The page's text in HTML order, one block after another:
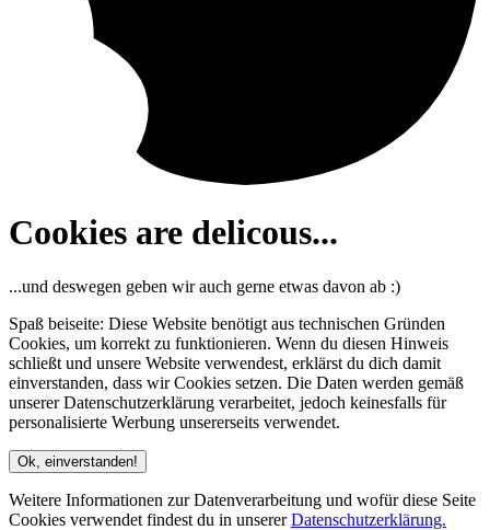
Cookies are delicous...
...und deswegen geben wir auch gerne etwas davon ab :)
Spaß beiseite: Diese Website benötigt aus technischen Gründen
Cookies, um korrekt zu funktionieren. Wenn du diesen Hinweis
schließt und unsere Website verwendest, erklärst du dich damit
einverstanden, dass wir Cookies setzen. Die Daten werden gemäß
unserer Datenschutzerklärung verarbeitet, jedoch keinesfalls für
personalisierte Werbung unsererseits verwendet.
Ok, einverstanden!
Weitere Informationen zur Datenverarbeitung und wofür diese Seite
Cookies verwendet findest du in unsererDatenschutzerklärung.